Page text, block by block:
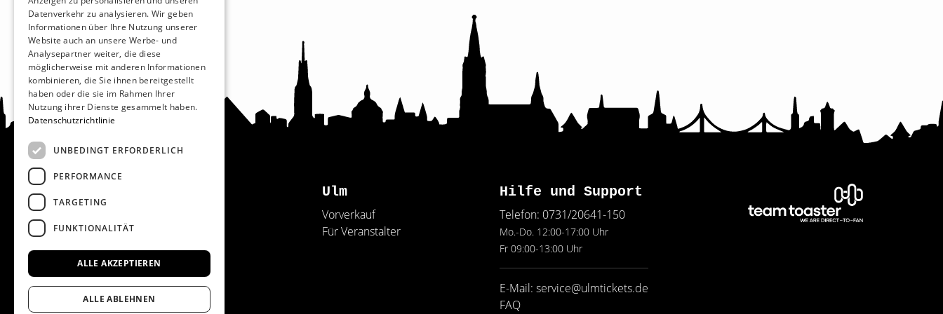
Impressum
Datenschutz
Ulm
Vorverkauf
Für Veranstalter
Hilfe und Support
Telefon: 0731/20641-150
Mo.-Do. 12:00-17:00 Uhr
Fr 09:00-13:00 Uhr
E-Mail: service@ulmtickets.de
FAQ
Datenverkehr zu analysieren. Wir geben
Informationen über Ihre Nutzung unserer
Website auch an unsere Werbe- und
Analysepartner weiter, die diese
möglicherweise mit anderen Informationen
kombinieren, die Sie ihnen bereitgestellt
haben oder die sie im Rahmen Ihrer
Nutzung ihrer Dienste gesammelt haben.
Datenschutzrichtlinie
UNBEDINGT ERFORDERLICH
PERFORMANCE
TARGETING
FUNKTIONALITÄT
ALLE AKZEPTIEREN
ALLE ABLEHNEN